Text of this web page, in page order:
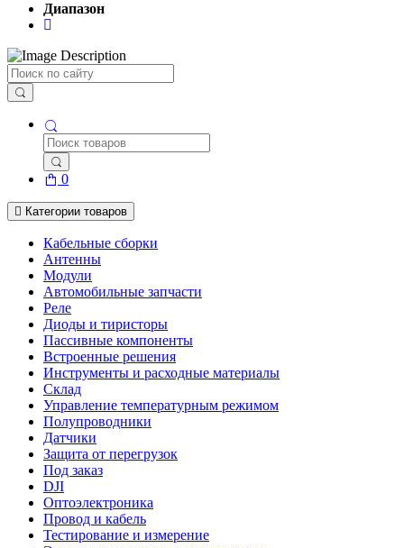
Диапазон
Поиск
0
Категории товаров
Кабельные сборки
Антенны
Модули
Автомобильные запчасти
Реле
Диоды и тиристоры
Пассивные компоненты
Встроенные решения
Инструменты и расходные материалы
Склад
Управление температурным режимом
Полупроводники
Датчики
Защита от перегрузок
Под заказ
DJI
Оптоэлектроника
Провод и кабель
Тестирование и измерение